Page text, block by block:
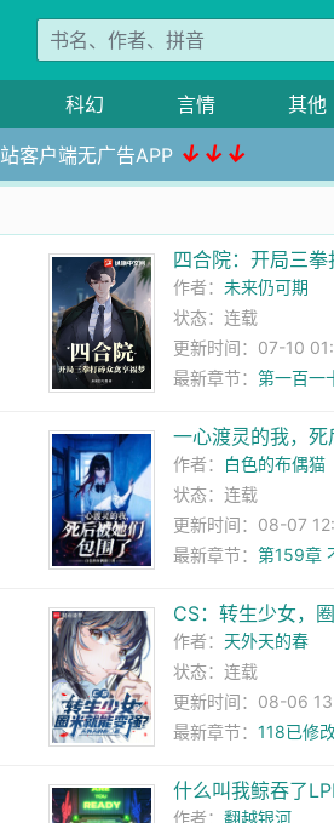
科幻 言情 其他
客户端无广告APP ↓↓↓
四合院：开局三拳
作者： 未来仍可期
状态：连载
更新时间：07-10
最新章节： 第一百一
一心渡灵的我，死
作者：
白色的布偶猫
状态：连载
更新时间：08-07
最新章节： 第159章
CS：转生少女，
作者： 天外天的春
状态：连载
更新时间：08-06
最新章节： 118已修改
什么叫我鲸吞了
作者： 翻越银河